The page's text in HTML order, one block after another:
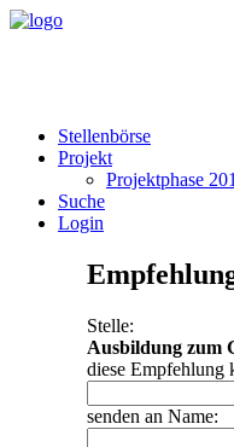
Stellenbörse
Projekt
Projektphase
Suche
Login
Stelle:
Ausbildung zum
diese Empfehlung
senden an Name: